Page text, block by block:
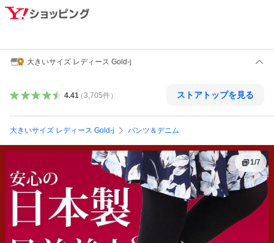
大きいサイズ レディース Gold-j
4.41（3,705件） ストアトップを見る
大きいサイズ レディース Gold-j パンツ＆デニム
1/7